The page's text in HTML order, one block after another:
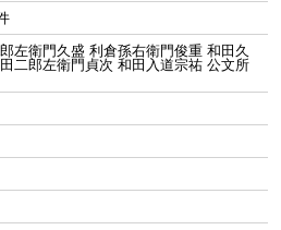
左衛門久盛 利倉孫右衛門俊重 和田久
二郎左衛門貞次 和田入道宗祐 公文所